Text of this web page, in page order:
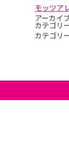
モッツア
アーカイ
カテゴリ
カテゴリ